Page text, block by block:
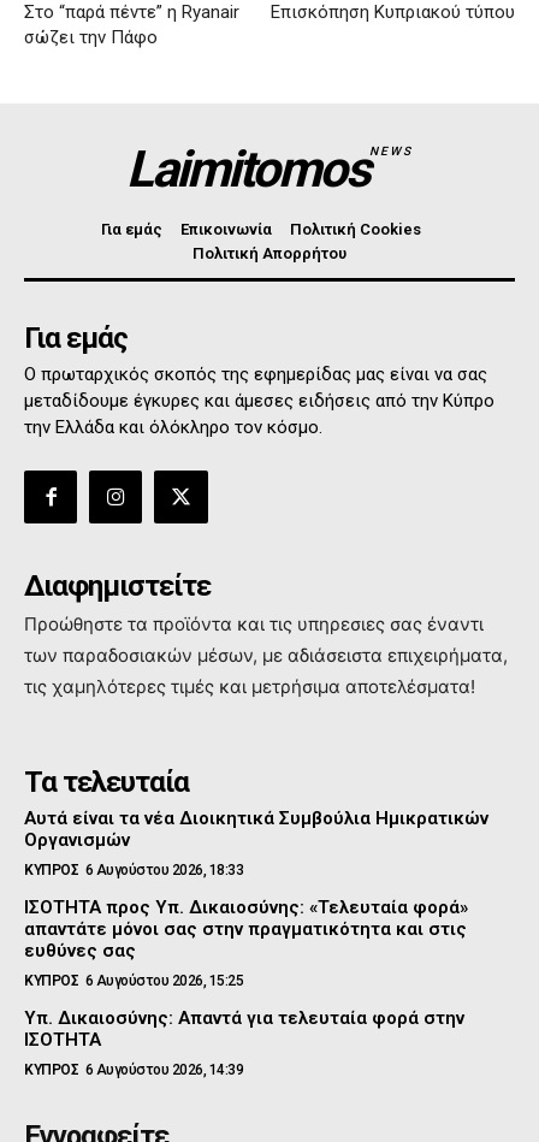
Στο “παρά πέντε” η Ryanair
σώζει την Πάφο
Επισκόπηση Κυπριακού τύπου
LaimitomosNEWS
Για εμάς Επικοινωνία
Πολιτική Cookies
Πολιτική Απορρήτου
Για εμάς
Ο πρωταρχικός σκοπός της εφημερίδας μας είναι να σας
μεταδίδουμε έγκυρες και άμεσες ειδήσεις από την Κύπρο
την Ελλάδα και όλόκληρο τον κόσμο.
Διαφημιστείτε
Προώθηστε τα προϊόντα και τις υπηρεσιες σας έναντι
των παραδοσιακών μέσων, με αδιάσειστα επιχειρήματα,
τις χαμηλότερες τιμές και μετρήσιμα αποτελέσματα!
Τα τελευταία
Αυτά είναι τα νέα Διοικητικά Συμβούλια Ημικρατικών
Οργανισμών
ΚΥΠΡΟΣ 6 Αυγούστου 2026, 18:33
ΙΣΟΤΗΤΑ προς Υπ. Δικαιοσύνης: «Τελευταία φορά»
απαντάτε μόνοι σας στην πραγματικότητα και στις
ευθύνες σας
ΚΥΠΡΟΣ 6 Αυγούστου 2026, 15:25
Υπ. Δικαιοσύνης: Απαντά για τελευταία φορά στην
ΙΣΟΤΗΤΑ
ΚΥΠΡΟΣ 6 Αυγούστου 2026, 14:39